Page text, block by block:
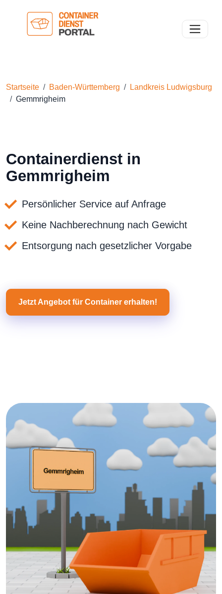
Toggle
Startseite Baden-Württemberg
Landkreis Ludwigsburg
Gemmrigheim
Containerdienst in
Gemmrigheim
Persönlicher Service auf Anfrage
Keine Nachberechnung nach Gewicht
Entsorgung nach gesetzlicher Vorgabe
Jetzt Angebot für Container erhalten!